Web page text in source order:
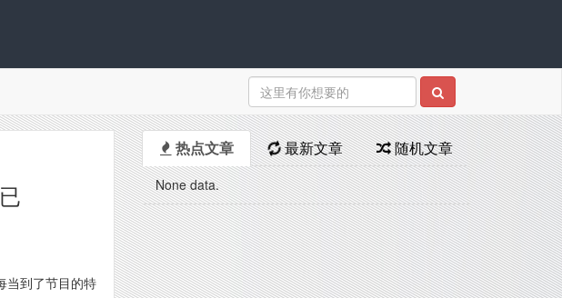
当到了节目的特
热点文章 最新文章 随机文章
None data.